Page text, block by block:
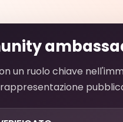
un ruolo chiave